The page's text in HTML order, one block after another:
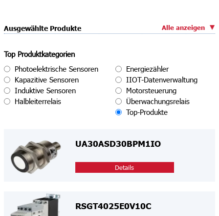
Ausgewählte Produkte Alle anzeigen
Top Produktkategorien
Photoelektrische Sensoren
Kapazitive Sensoren
Induktive Sensoren
Halbleiterrelais
Energiezähler
IIOT-Datenverwaltung
Motorsteuerung
Überwachungsrelais
Top-Produkte
UA30ASD30BPM1IO
Details
RSGT4025E0V10C